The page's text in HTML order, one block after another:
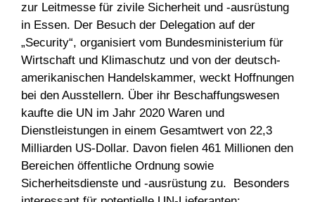
zur Leitmesse für zivile Sicherheit und -ausrüstung
in Essen. Der Besuch der Delegation auf der
„Security“, organisiert vom Bundesministerium für
Wirtschaft und Klimaschutz und von der deutsch-
amerikanischen Handelskammer, weckt Hoffnungen
bei den Ausstellern. Über ihr Beschaffungswesen
kaufte die UN im Jahr 2020 Waren und
Dienstleistungen in einem Gesamtwert von 22,3
Milliarden US-Dollar. Davon fielen 461 Millionen den
Bereichen öffentliche Ordnung sowie
Sicherheitsdienste und -ausrüstung zu. Besonders